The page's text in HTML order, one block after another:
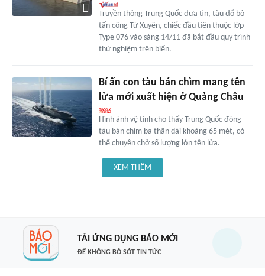
Truyền thông Trung Quốc đưa tin, tàu đổ bộ
tấn công Tứ Xuyên, chiếc đầu tiên thuộc lớp
Type 076 vào sáng 14/11 đã bắt đầu quy trình
thử nghiệm trên biển.
Bí ẩn con tàu bán chìm mang tên
lửa mới xuất hiện ở Quảng Châu
Hình ảnh vệ tinh cho thấy Trung Quốc đóng
tàu bán chìm ba thân dài khoảng 65 mét, có
thể chuyên chở số lượng lớn tên lửa.
XEM THÊM
TẢI ỨNG DỤNG BÁO MỚI
ĐỂ KHÔNG BỎ SÓT TIN TỨC